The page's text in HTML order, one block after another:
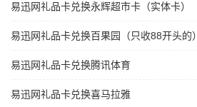
易迅网礼品卡兑换永辉超市卡（实体卡）
易迅网礼品卡兑换百果园（只收88开头的）
易迅网礼品卡兑换腾讯体育
易迅网礼品卡兑换喜马拉雅